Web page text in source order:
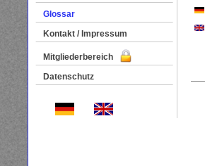
Glossar
Kontakt / Impressum
Mitgliederbereich
Datenschutz